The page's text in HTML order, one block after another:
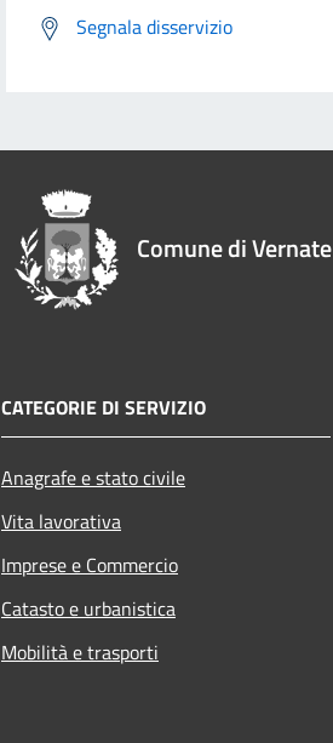
Segnala disservizio
Comune di Vernate
CATEGORIE DI SERVIZIO
Anagrafe e stato civile
Vita lavorativa
Imprese e Commercio
Catasto e urbanistica
Mobilità e trasporti